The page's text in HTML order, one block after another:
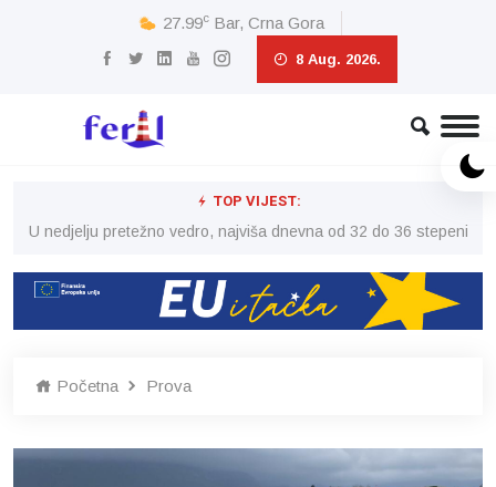
27.99c Bar, Crna Gora
8 Aug. 2026.
TOP VIJEST:
U nedjelju pretežno vedro, najviša dnevna od 32 do 36 stepeni
Početna Prova